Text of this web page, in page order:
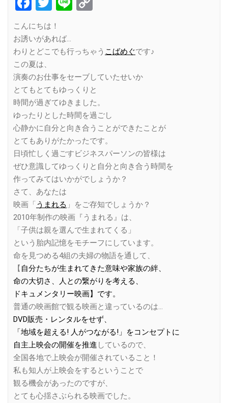
こんにちは！
お誘いがあれば…
わりとどこでも行っちゃう こばめぐです♪
この夏は、
演奏のお仕事をセーブしていたせいか
とてもとてもゆっくりと
時間が過ぎてゆきました。
ゆったりとした時間を過ごし
心静かに自分と向き合うことができたことが
とてもありがたかったです。
日頃忙しく過ごすビジネスパーソンの皆様は
ぜひ意識してゆっくりと自分と向き合う時間を
作ってみてはいかがでしょうか？
さて、あなたは
映画「うまれる 」をご存知でしょうか？
2010年制作の映画『うまれる』は、
「子供は親を選んで生まれてくる」
という胎内記憶をモチーフにしています。
命を見つめる4組の夫婦の物語を通して、
【 自分たちが生まれてきた意味や家族の絆、
命の大切さ、人との繋がりを考える、
ドキュメンタリー映画】です。
普通の映画館で観る映画と違っているのは…
DVD販売・レンタルをせず、
「地域を超える! 人がつながる!」をコンセプトに
自主上映会の開催を推進 しているので、
全国各地で上映会が開催されていること！
私も知人が上映会をするということで
観る機会があったのですが、
とても心揺さぶられる映画でした。